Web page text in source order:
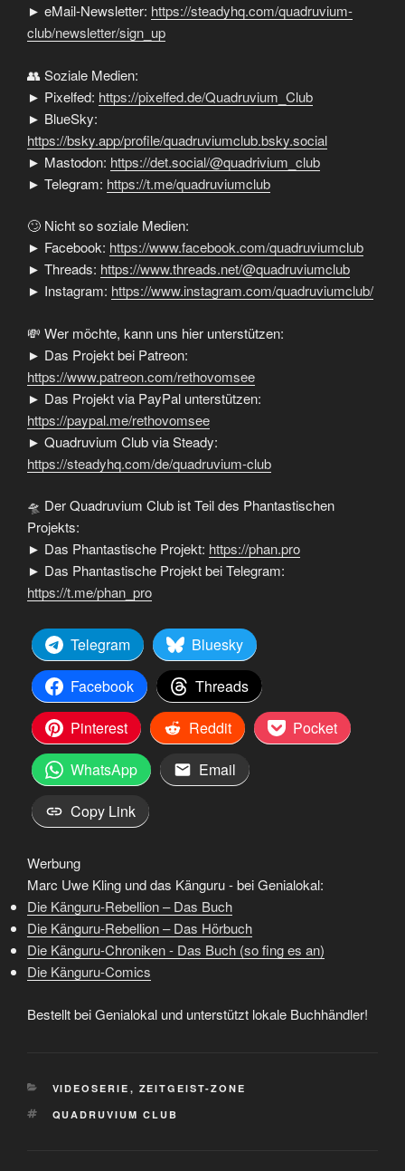
► eMail-Newsletter: https://steadyhq.com/quadruvium-
club/newsletter/sign_up
👥 Soziale Medien:
► Pixelfed: https://pixelfed.de/Quadruvium_Club
► BlueSky:
https://bsky.app/profile/quadruviumclub.bsky.social
► Mastodon: https://det.social/@quadrivium_club
► Telegram: https://t.me/quadruviumclub
🙄 Nicht so soziale Medien:
► Facebook: https://www.facebook.com/quadruviumclub
► Threads: https://www.threads.net/@quadruviumclub
► Instagram: https://www.instagram.com/quadruviumclub/
💸 Wer möchte, kann uns hier unterstützen:
► Das Projekt bei Patreon:
https://www.patreon.com/rethovomsee
► Das Projekt via PayPal unterstützen:
https://paypal.me/rethovomsee
► Quadruvium Club via Steady:
https://steadyhq.com/de/quadruvium-club
🛸 Der Quadruvium Club ist Teil des Phantastischen
Projekts:
► Das Phantastische Projekt: https://phan.pro
► Das Phantastische Projekt bei Telegram:
https://t.me/phan_pro
Telegram
Bluesky
Facebook
Threads
Pinterest
Reddit
Pocket
WhatsApp
Email
Copy Link
Werbung
Marc Uwe Kling und das Känguru - bei Genialokal:
Die Känguru-Rebellion – Das Buch
Die Känguru-Rebellion – Das Hörbuch
Die Känguru-Chroniken - Das Buch (so fing es an)
Die Känguru-Comics
Bestellt bei Genialokal und unterstützt lokale Buchhändler!
KATEGORIEN
VIDEOSERIE , ZEITGEIST-ZONE
SCHLAGWÖRTER
QUADRUVIUM CLUB